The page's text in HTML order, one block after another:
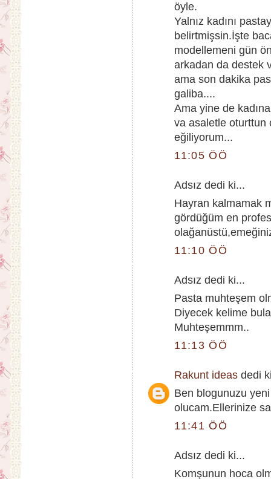
öyle.
Yalnız kadını
belirtmişsin.İşte
modellemeni gün
arkadan da destek
ama son dakika
galiba....
Ama yine de
va asaletle oturttun
eğiliyorum...
11:05 ÖÖ
Adsız dedi ki...
Hayran kalmamak
gördüğüm en
11:10 ÖÖ
Adsız dedi ki...
Pasta muhteşem
Diyecek kelime
Muhteşemmm..
11:13 ÖÖ
Rakunt ideas dedi
Ben blogunuzu yeni
olucam.Ellerinize
11:41 ÖÖ
Adsız dedi ki...
Komşunun hoca